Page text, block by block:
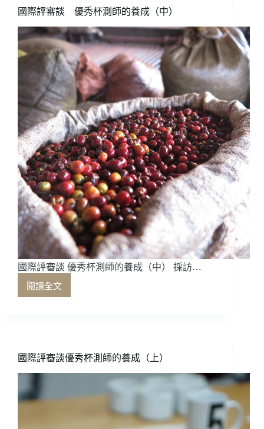
優
秀
杯
測
師
的
養
成
（下）
國際評審談 優秀杯測師的養成（中）
國際評審談 優秀杯測師的養成（中） 採訪…
閱讀全文
國
優
秀
師
國際評審談優秀杯測師的養成（上）